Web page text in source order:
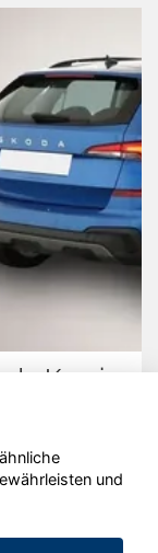
- 2026
und